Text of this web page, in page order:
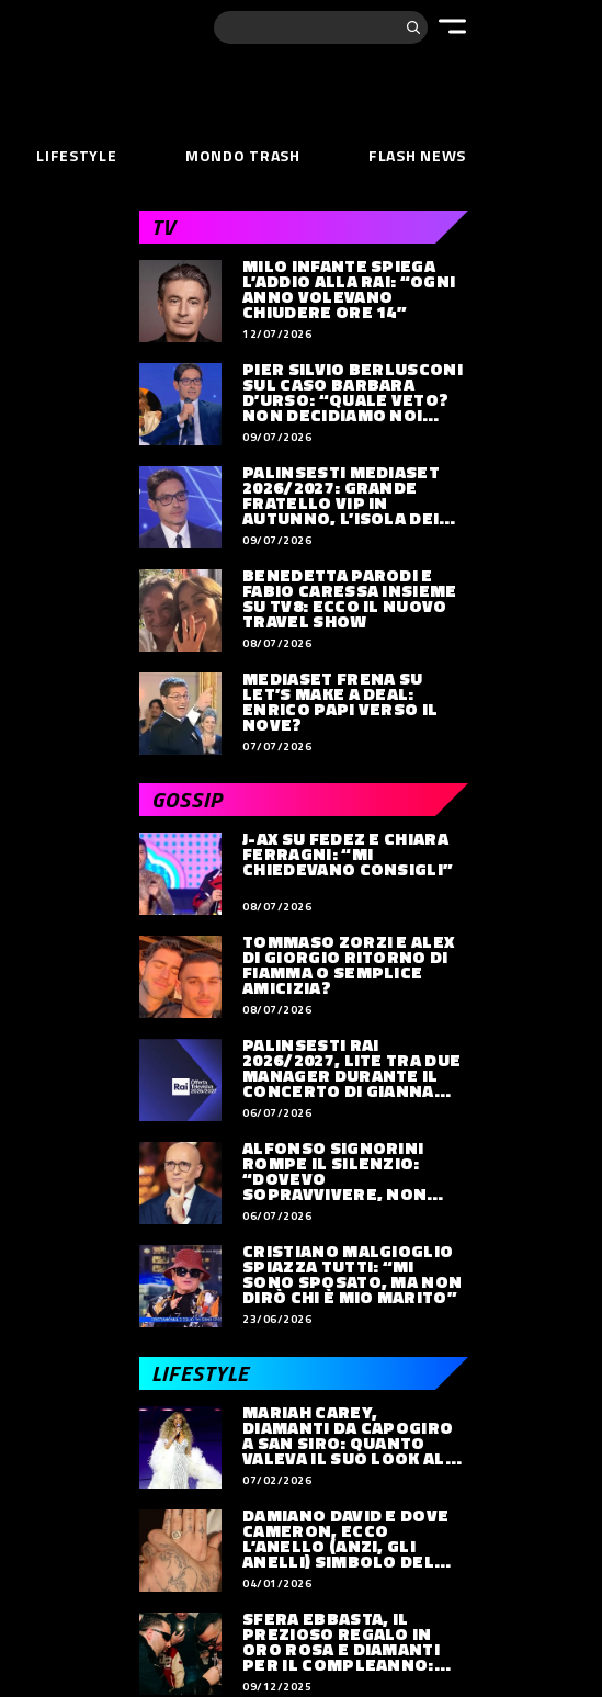
Cerca:
LIFESTYLE MONDO TRASH FLASH NEWS
TV
MILO INFANTE SPIEGA
L’ADDIO ALLA RAI: “OGNI
ANNO VOLEVANO
CHIUDERE ORE 14”
12/07/2026
PIER SILVIO BERLUSCONI
SUL CASO BARBARA
D’URSO: “QUALE VETO?
NON DECIDIAMO NOI
DOVE LAVORERÀ”
09/07/2026
PALINSESTI MEDIASET
2026/2027: GRANDE
FRATELLO VIP IN
AUTUNNO, L’ISOLA DEI
FAMOSI SLITTA AL 2027
09/07/2026
BENEDETTA PARODI E
FABIO CARESSA INSIEME
SU TV8: ECCO IL NUOVO
TRAVEL SHOW
08/07/2026
MEDIASET FRENA SU
LET’S MAKE A DEAL:
ENRICO PAPI VERSO IL
NOVE?
07/07/2026
GOSSIP
J-AX SU FEDEZ E CHIARA
FERRAGNI: “MI
CHIEDEVANO CONSIGLI”
08/07/2026
TOMMASO ZORZI E ALEX
DI GIORGIO RITORNO DI
FIAMMA O SEMPLICE
AMICIZIA?
08/07/2026
PALINSESTI RAI
2026/2027, LITE TRA DUE
MANAGER DURANTE IL
CONCERTO DI GIANNA
NANNINI
06/07/2026
ALFONSO SIGNORINI
ROMPE IL SILENZIO:
“DOVEVO
SOPRAVVIVERE, NON
VIVERE”
06/07/2026
CRISTIANO MALGIOGLIO
SPIAZZA TUTTI: “MI
SONO SPOSATO, MA NON
DIRÒ CHI È MIO MARITO”
23/06/2026
LIFESTYLE
MARIAH CAREY,
DIAMANTI DA CAPOGIRO
A SAN SIRO: QUANTO
VALEVA IL SUO LOOK ALLE
OLIMPIADI
07/02/2026
DAMIANO DAVID E DOVE
CAMERON, ECCO
L’ANELLO (ANZI, GLI
ANELLI) SIMBOLO DEL
LORO AMORE
04/01/2026
SFERA EBBASTA, IL
PREZIOSO REGALO IN
ORO ROSA E DIAMANTI
PER IL COMPLEANNO:
QUANTO VALE
09/12/2025